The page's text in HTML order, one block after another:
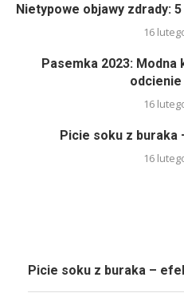
Nietypowe objawy zdrady:
16
Pasemka 2023:
odcienie
16
Picie soku z buraka
16
Picie soku z buraka –